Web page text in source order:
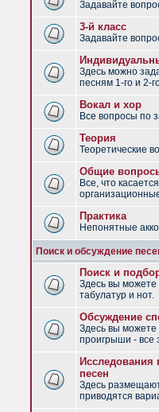
Задавайте
3-й класс
Задавайте
Здесь можно
песням 1-го и 2-
Вокал и хор
Все вопросы по
Теория
Теоретические
Общие
Все, что
Практика
Непонятные
Поиск и обсуждение
Поиск и
Здесь вы можете
табулатур и нот.
Обсуждение
Здесь вы можете
проигрыши - все
Исследования
песен
Здесь
приводятся